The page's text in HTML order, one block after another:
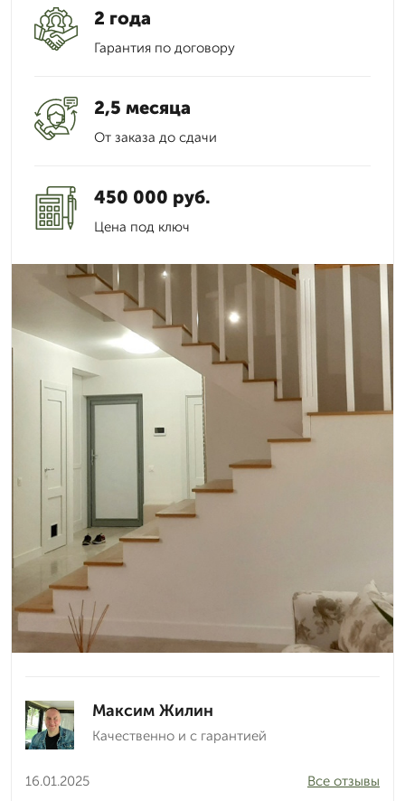
2 года
Гарантия по договору
2,5 месяца
От заказа до сдачи
450 000 руб.
Цена под ключ
Максим Жилин
Качественно и с гарантией
16.01.2025
Все отзывы